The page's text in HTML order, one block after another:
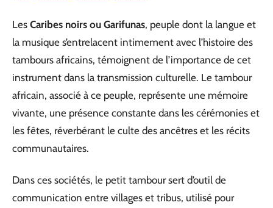
Les Caribes noirs ou Garifunas, peuple dont la langue et
la musique s’entrelacent intimement avec l’histoire des
tambours africains, témoignent de l’importance de cet
instrument dans la transmission culturelle. Le tambour
africain, associé à ce peuple, représente une mémoire
vivante, une présence constante dans les cérémonies et
les fêtes, réverbérant le culte des ancêtres et les récits
communautaires.
Dans ces sociétés, le petit tambour sert d’outil de
communication entre villages et tribus, utilisé pour